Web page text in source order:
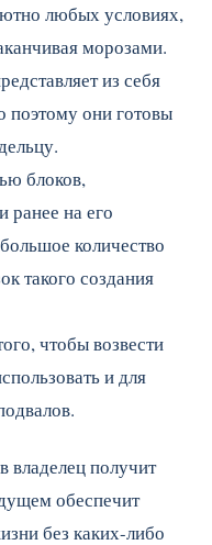
любых условиях,
морозами.
из себя
поэтому они готовы
блоков,
ранее на его
количество
такого создания
чтобы возвести
и для
получит
обеспечит
без каких-либо